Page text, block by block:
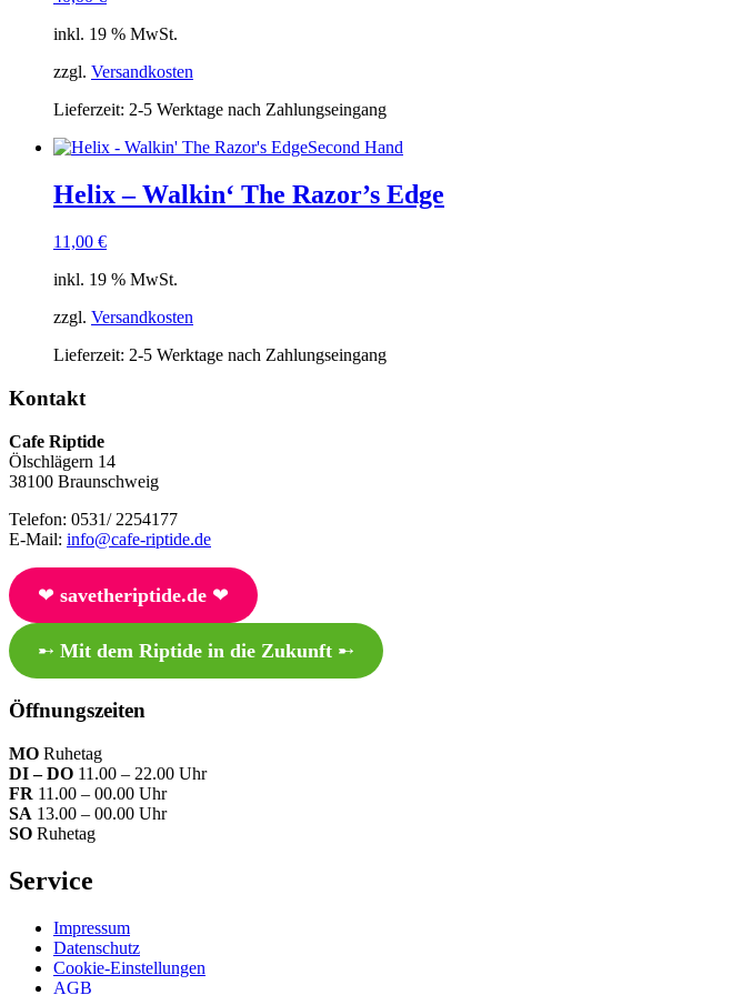
inkl. 19 % MwSt.
zzgl. Versandkosten
Lieferzeit: 2-5 Werktage nach Zahlungseingang
Second Hand
Helix – Walkin‘ The Razor’s Edge
11,00 €
inkl. 19 % MwSt.
zzgl. Versandkosten
Lieferzeit: 2-5 Werktage nach Zahlungseingang
Kontakt
Cafe Riptide
Ölschlägern 14
38100 Braunschweig
Telefon: 0531/ 2254177
E-Mail: info@cafe-riptide.de
❤︎ savetheriptide.de❤︎
➸ Mit dem Riptide in die Zukunft➸
Öffnungszeiten
MO Ruhetag
DI – DO 11.00 – 22.00 Uhr
FR 11.00 – 00.00 Uhr
SA 13.00 – 00.00 Uhr
SO Ruhetag
Service
Impressum
Datenschutz
Cookie-Einstellungen
AGB